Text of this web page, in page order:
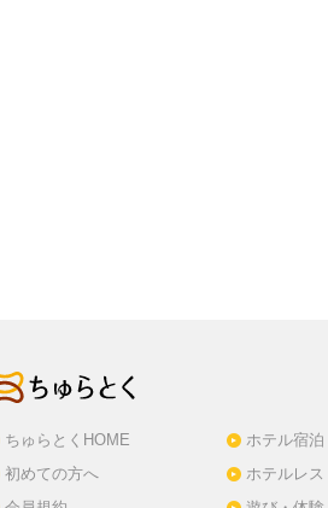
ちゅらとくHOME
初めての方へ
ホテル宿泊
ホテルレス